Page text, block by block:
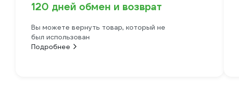
120 дней обмен и возврат
Вы можете вернуть товар, который не
был использован
Подробнее